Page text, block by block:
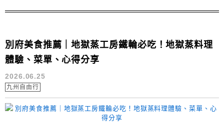
別府美食推薦｜地獄蒸工房鐵輪必吃！地獄蒸料理
體驗、菜單、心得分享
2026.06.25
九州自由行